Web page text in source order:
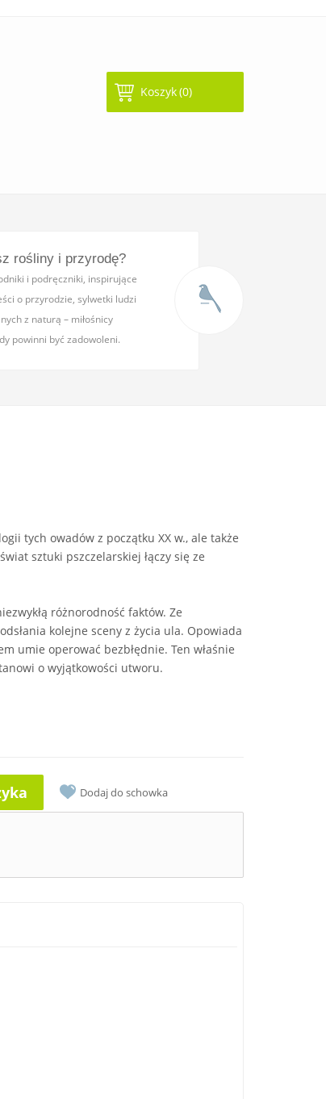
Koszyk(0)
rośliny i przyrodę?
i podręczniki, inspirujące
o przyrodzie, sylwetki ludzi
z naturą – miłośnicy
powinni być zadowoleni.
tych owadów z początku XX w., ale także
sztuki pszczelarskiej łączy się ze
różnorodność faktów. Ze
kolejne sceny z życia ula. Opowiada
umie operować bezbłędnie. Ten właśnie
o wyjątkowości utworu.
Dodaj do schowka